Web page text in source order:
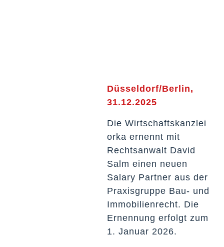
Düsseldorf/Berlin,
31.12.2025
Die Wirtschaftskanzlei
orka ernennt mit
Rechtsanwalt David
Salm einen neuen
Salary Partner aus der
Praxisgruppe Bau- und
Immobilienrecht. Die
Ernennung erfolgt zum
1. Januar 2026.